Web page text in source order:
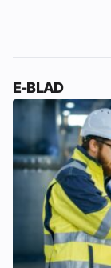
E-BLAD